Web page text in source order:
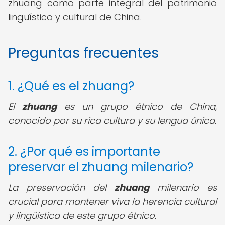
zhuang como parte integral del patrimonio
lingüístico y cultural de China.
Preguntas frecuentes
1. ¿Qué es el zhuang?
El zhuanges un grupo étnico de China,
conocido por su rica cultura y su lengua única.
2. ¿Por qué es importante
preservar el zhuang milenario?
La preservación del zhuangmilenario es
crucial para mantener viva la herencia cultural
y lingüística de este grupo étnico.